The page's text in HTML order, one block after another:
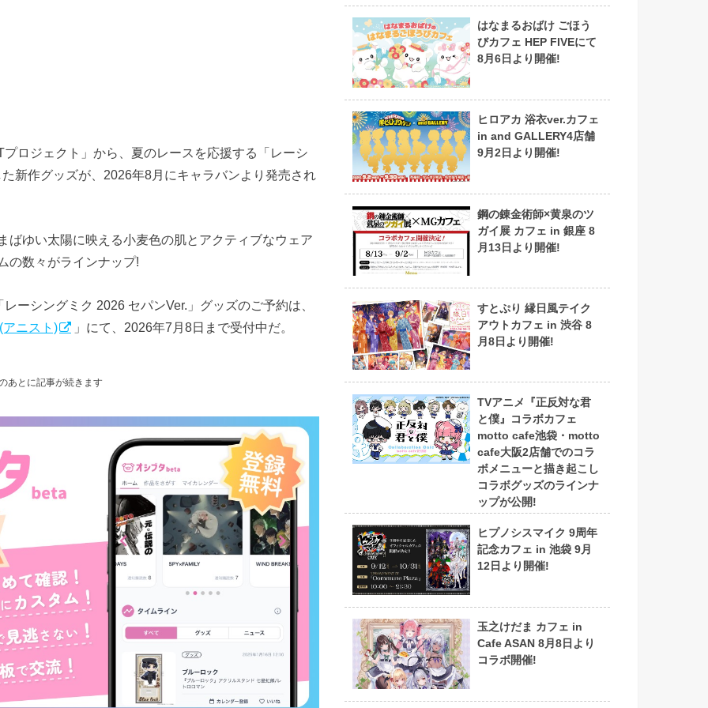
ロジェクト」から、夏のレースを応援する「レーシ
新作グッズが、2026年8月にキャラバンより発売され
ばゆい太陽に映える小麦色の肌とアクティブなウェア
の数々がラインナップ!
ーシングミク 2026 セパンVer.」グッズのご予約は、
ニスト)
」にて、2026年7月8日まで受付中だ。
あとに記事が続きます
はなまるおばけ ごほう
びカフェ HEP FIVEにて
8月6日より開催!
ヒロアカ 浴衣ver.カフェ
in and GALLERY4店舗
9月2日より開催!
鋼の錬金術師×黄泉のツ
ガイ展 カフェ in 銀座 8
月13日より開催!
すとぷり 縁日風テイク
アウトカフェ in 渋谷 8
月8日より開催!
TVアニメ『正反対な君
と僕』コラボカフェ
motto cafe池袋・motto
cafe大阪2店舗でのコラ
ボメニューと描き起こし
コラボグッズのラインナ
ップが公開!
ヒプノシスマイク 9周年
記念カフェ in 池袋 9月
12日より開催!
玉之けだま カフェ in
Cafe ASAN 8月8日より
コラボ開催!